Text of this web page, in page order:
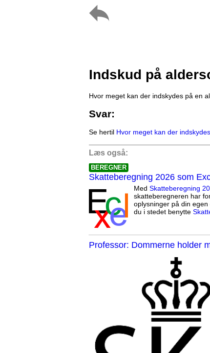
Indskud på
Hvor meget kan der indskydes på en
Svar:
Se hertil Hvor meget kan der
Læs også:
BEREGNER
Skatteberegning 2026 som
Med Skatteberegning
skatteberegneren har
oplysninger på din
du i stedet benytte
Professor: Dommerne holder